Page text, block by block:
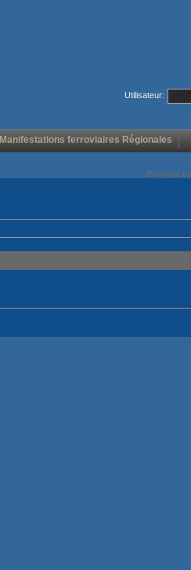
Utilisateur:
Manifestations ferroviaires Régionales
Envoyez